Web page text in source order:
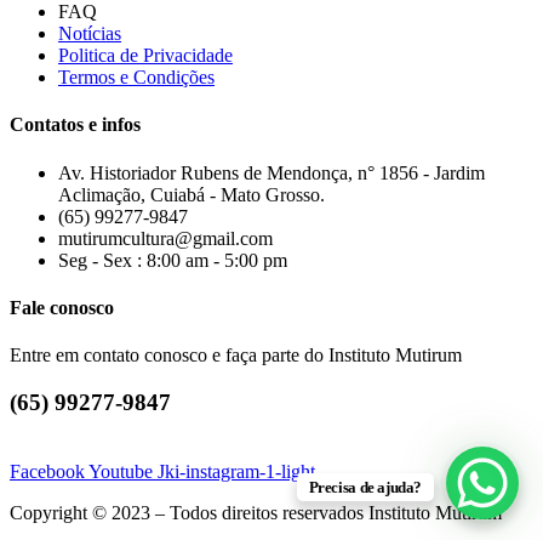
FAQ
Notícias
Politica de Privacidade
Termos e Condições
Contatos e infos
Av. Historiador Rubens de Mendonça, n° 1856 - Jardim
Aclimação, Cuiabá - Mato Grosso.
(65) 99277-9847
mutirumcultura@gmail.com
Seg - Sex : 8:00 am - 5:00 pm
Fale conosco
Entre em contato conosco e faça parte do Instituto Mutirum
(65) 99277-9847
FacebookYoutube Jki-instagram-1-light
Copyright © 2023 – Todos direitos reservados Instituto Mutirum
Precisa de ajuda?